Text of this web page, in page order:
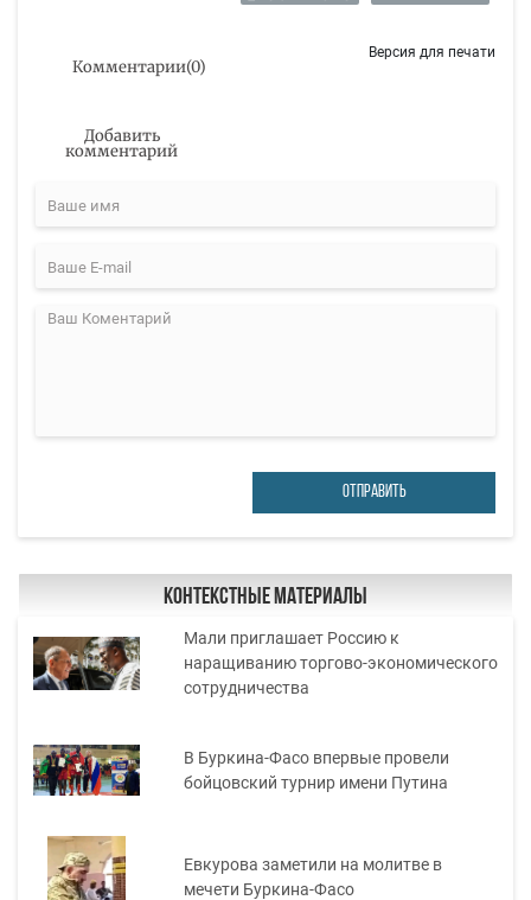
Комментарии(0)
Версия для печати
Добавить
комментарий
ОТПРАВИТЬ
Контекстные материалы
Мали приглашает Россию к
наращиванию торгово-экономического
сотрудничества
В Буркина-Фасо впервые провели
бойцовский турнир имени Путина
Евкурова заметили на молитве в
мечети Буркина-Фасо